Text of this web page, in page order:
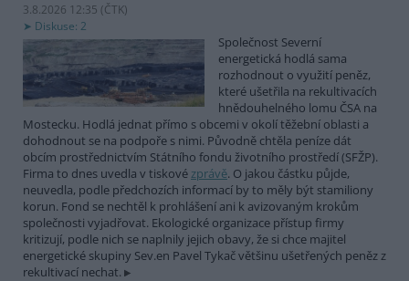
3.8.2026 12:35 (ČTK)
Diskuse: 2
Společnost Severní
energetická hodlá sama
rozhodnout o využití peněz,
které ušetřila na rekultivacích
hnědouhelného lomu ČSA na
Mostecku. Hodlá jednat přímo s obcemi v okolí těžební oblasti a
dohodnout se na podpoře s nimi. Původně chtěla peníze dát
obcím prostřednictvím Státního fondu životního prostředí (SFŽP).
Firma to dnes uvedla v tiskovézprávě. O jakou částku půjde,
neuvedla, podle předchozích informací by to měly být stamiliony
korun. Fond se nechtěl k prohlášení ani k avizovaným krokům
společnosti vyjadřovat. Ekologické organizace přístup firmy
kritizují, podle nich se naplnily jejich obavy, že si chce majitel
energetické skupiny Sev.en Pavel Tykač většinu ušetřených peněz z
rekultivací nechat.